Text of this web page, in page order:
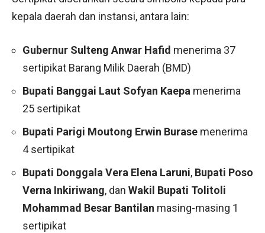
kepala daerah dan instansi, antara lain:
Gubernur Sulteng Anwar Hafid menerima 37
sertipikat Barang Milik Daerah (BMD)
Bupati Banggai Laut Sofyan Kaepa menerima
25 sertipikat
Bupati Parigi Moutong Erwin Burase menerima
4 sertipikat
Bupati Donggala Vera Elena Laruni, Bupati Poso
Verna Inkiriwang, dan Wakil Bupati Tolitoli
Mohammad Besar Bantilan masing-masing 1
sertipikat